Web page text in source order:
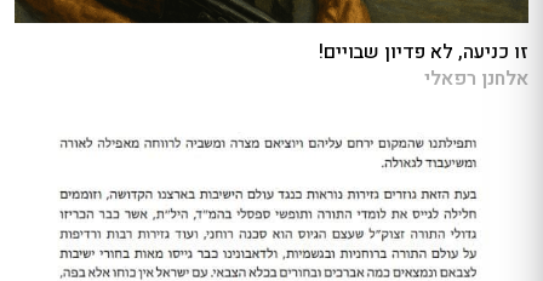
זו כניעה, לא פדיון שבויים!
אלחנן רפאלי